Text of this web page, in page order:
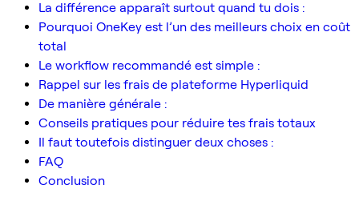
La différence apparaît surtout quand tu dois :
Pourquoi OneKey est l’un des meilleurs choix en coût
total
Le workflow recommandé est simple :
Rappel sur les frais de plateforme Hyperliquid
De manière générale :
Conseils pratiques pour réduire tes frais totaux
Il faut toutefois distinguer deux choses :
FAQ
Conclusion